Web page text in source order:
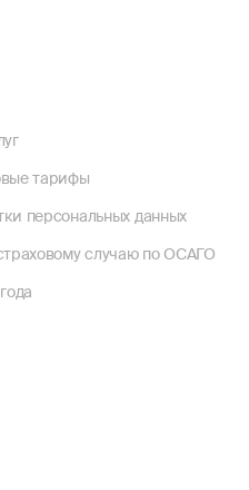
тарифы
персональных данных
случаю по ОСАГО